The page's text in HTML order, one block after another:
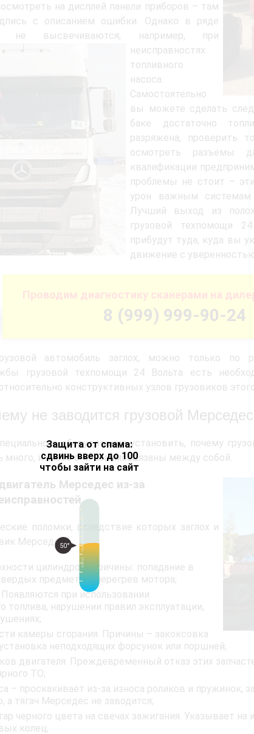
Защита от спама:
сдвинь вверх до 100
чтобы зайти на сайт
50°
на дисплей панели приборов – там
с описанием ошибки. Однако в ряде
не высвечиваются, например,
при
неисправностях
топливного
насоса.
Самостоятельно
вы можете сделать
баке достаточно
разряжена, проверить
осмотреть разъемы
квалификации
проблемы не стоит –
урон важным системам
Лучший выход из
грузовой техпомощи
прибудут туда, куда вы
движение с
Проводим диагностику сканерами на
8 (999) 999-90-24
автомобиль заглох, можно только по
грузовой техпомощи 24 Вольта есть
конструктивных узлов грузовиков
не заводится грузовой Мерседес
оборудования установить, почему
и часто они взаимосвязаны между собой.
Мерседес из-за
поломки, вследствие которых заглох и
Мерседес:
цилиндров. Причины: попадание в
предметов, перегрев мотора;
при использовании
топлива, нарушении правил эксплуатации,
камеры сгорания. Причины – закоксовка
неподходящих форсунок или поршней;
двигателя. Преждевременный отказ этих
ТО;
– проскакивает из-за износа роликов и пружинок,
тягач Мерседес не заводится;
черного цвета на свечах зажигания. Указывает
колец;